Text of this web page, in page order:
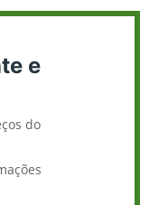
e
do